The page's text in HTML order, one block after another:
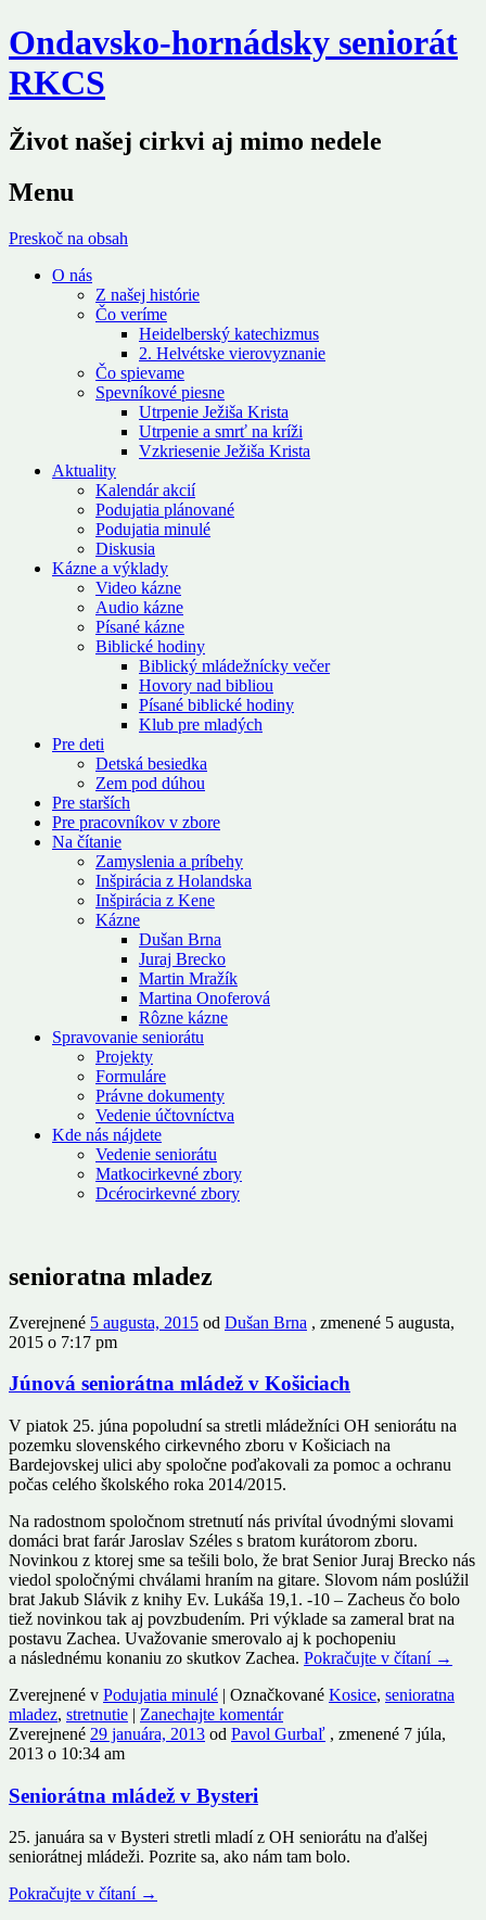
Ondavsko-hornádsky seniorát
RKCS
Život našej cirkvi aj mimo nedele
Menu
Preskoč na obsah
O nás
Z našej histórie
Čo veríme
Heidelberský katechizmus
2. Helvétske vierovyznanie
Čo spievame
Spevníkové piesne
Utrpenie Ježiša Krista
Utrpenie a smrť na kríži
Vzkriesenie Ježiša Krista
Aktuality
Kalendár akcií
Podujatia plánované
Podujatia minulé
Diskusia
Kázne a výklady
Video kázne
Audio kázne
Písané kázne
Biblické hodiny
Biblický mládežnícky večer
Hovory nad bibliou
Písané biblické hodiny
Klub pre mladých
Pre deti
Detská besiedka
Zem pod dúhou
Pre starších
Pre pracovníkov v zbore
Na čítanie
Zamyslenia a príbehy
Inšpirácia z Holandska
Inšpirácia z Kene
Kázne
Dušan Brna
Juraj Brecko
Martin Mražík
Martina Onoferová
Rôzne kázne
Spravovanie seniorátu
Projekty
Formuláre
Právne dokumenty
Vedenie účtovníctva
Kde nás nájdete
Vedenie seniorátu
Matkocirkevné zbory
Dcérocirkevné zbory
senioratna mladez
Zverejnené 5 augusta, 2015 od Dušan Brna , zmenené 5 augusta,
2015 o 7:17 pm
Júnová seniorátna mládež v Košiciach
V piatok 25. júna popoludní sa stretli mládežníci OH seniorátu na
pozemku slovenského cirkevného zboru v Košiciach na
Bardejovskej ulici aby spoločne poďakovali za pomoc a ochranu
počas celého školského roka 2014/2015.
Na radostnom spoločnom stretnutí nás privítal úvodnými slovami
domáci brat farár Jaroslav Széles s bratom kurátorom zboru.
Novinkou z ktorej sme sa tešili bolo, že brat Senior Juraj Brecko nás
viedol spoločnými chválami hraním na gitare. Slovom nám poslúžil
brat Jakub Slávik z knihy Ev. Lukáša 19,1. -10 – Zacheus čo bolo
tiež novinkou tak aj povzbudením. Pri výklade sa zameral brat na
postavu Zachea. Uvažovanie smerovalo aj k pochopeniu
a následnému konaniu zo skutkov Zachea. Pokračujte v čítaní →
Zverejnené v Podujatia minulé | Označkované Kosice, senioratna
mladez, stretnutie | Zanechajte komentár
Zverejnené 29 januára, 2013 od Pavol Gurbaľ , zmenené 7 júla,
2013 o 10:34 am
Seniorátna mládež v Bysteri
25. januára sa v Bysteri stretli mladí z OH seniorátu na ďalšej
seniorátnej mládeži. Pozrite sa, ako nám tam bolo.
Pokračujte v čítaní →